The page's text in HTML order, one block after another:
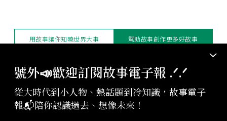
號外📣歡迎訂閱故事電子報 .ᐟ‪‪.ᐟ
從大時代到小人物、熱話題到冷知識，故事電子
報📬陪你認識過去、想像未來！
版權聲明與轉載規範
授權與合作：contact@storystudio.tw
用故事讓你知曉世界大事 幫助故事創作更多好故事